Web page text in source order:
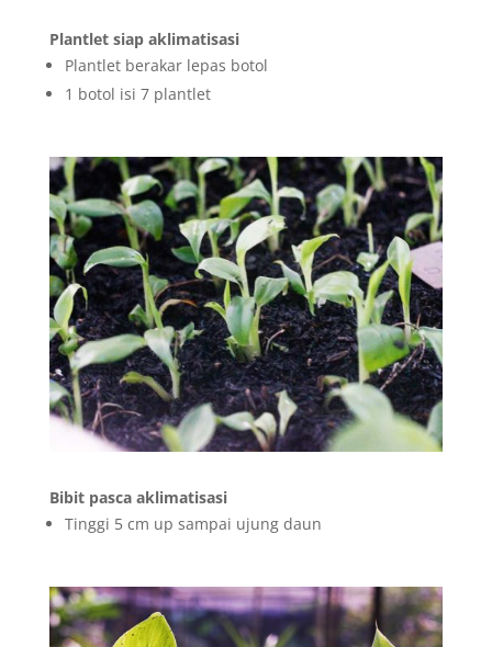
Plantlet siap aklimatisasi
Plantlet berakar lepas botol
1 botol isi 7 plantlet
Bibit pasca aklimatisasi
Tinggi 5 cm up sampai ujung daun